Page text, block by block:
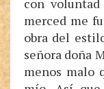
con
merced me
obra del
señora doña
menos malo